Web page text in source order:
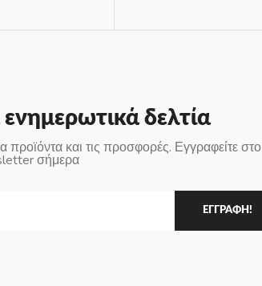
δελτία
και τις προσφορές. Εγγραφείτε στο
σήμερα
ΕΓΓΡΑΦΗ!